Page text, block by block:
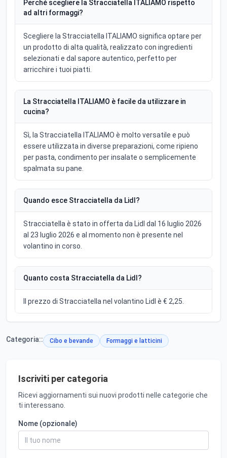
Perché scegliere la Stracciatella ITALIAMO rispetto
ad altri formaggi?
Scegliere la Stracciatella ITALIAMO significa optare per
un prodotto di alta qualità, realizzato con ingredienti
selezionati e dal sapore autentico, perfetto per
arricchire i tuoi piatti.
La Stracciatella ITALIAMO è facile da utilizzare in
cucina?
Sì, la Stracciatella ITALIAMO è molto versatile e può
essere utilizzata in diverse preparazioni, come ripieno
per pasta, condimento per insalate o semplicemente
spalmata su pane.
Quando esce Stracciatella da Lidl?
Stracciatella è stato in offerta da Lidl dal 16 luglio 2026
al 23 luglio 2026 e al momento non è presente nel
volantino in corso.
Quanto costa Stracciatella da Lidl?
Il prezzo di Stracciatella nel volantino Lidl è € 2,25.
Categoria:: Cibo e bevande Formaggi e latticini
Iscriviti per categoria
Ricevi aggiornamenti sui nuovi prodotti nelle categorie che
ti interessano.
Nome (opzionale)